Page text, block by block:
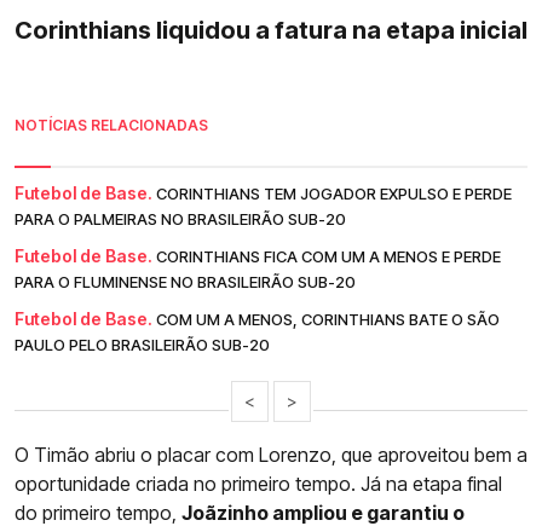
Corinthians liquidou a fatura na etapa inicial
NOTÍCIAS RELACIONADAS
Futebol de Base. CORINTHIANS TEM JOGADOR EXPULSO E PERDE
PARA O PALMEIRAS NO BRASILEIRÃO SUB-20
Futebol de Base. CORINTHIANS FICA COM UM A MENOS E PERDE
PARA O FLUMINENSE NO BRASILEIRÃO SUB-20
Futebol de Base. COM UM A MENOS, CORINTHIANS BATE O SÃO
PAULO PELO BRASILEIRÃO SUB-20
< >
O Timão abriu o placar com Lorenzo, que aproveitou bem a
oportunidade criada no primeiro tempo. Já na etapa final
do primeiro tempo, Joãzinho ampliou e garantiu o